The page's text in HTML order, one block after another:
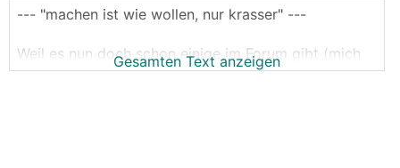
--- "machen ist wie wollen, nur krasser" ---
Weil es nun doch schon einige im Forum gibt (mich
eingeschlossen), die entweder dabei sind eine
Gesamten Text anzeigen